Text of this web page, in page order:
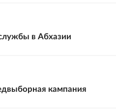
в Абхазии
кампания